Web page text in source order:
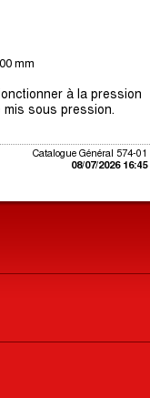
mm
à la pression
sous pression.
Catalogue Général 574-01
08/07/2026 16:45